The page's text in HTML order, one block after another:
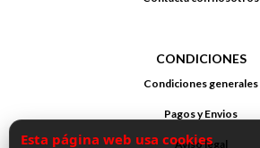
CONDICIONES
Condiciones generales
Pagos y Envios
Aviso legal
Esta página web usa cookies